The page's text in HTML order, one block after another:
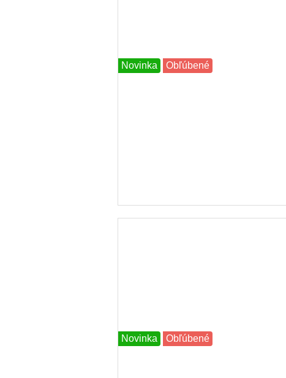
Novinka Obľúbené
Novinka Obľúbené